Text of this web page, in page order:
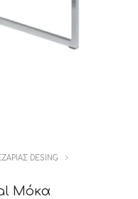
DESING
Μόκα